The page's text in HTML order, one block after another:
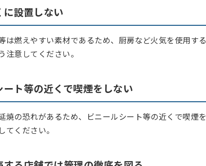
設置しない
は燃えやすい素材であるため、厨房など火気を使用す
注意してください。
ト等の近くで喫煙をしない
焼の恐れがあるため、ビニールシート等の近くで喫煙
てください。